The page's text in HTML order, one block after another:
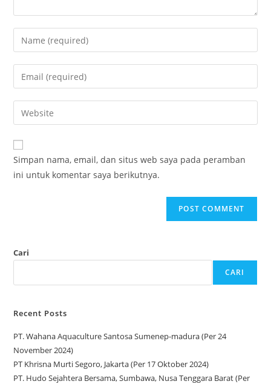
Simpan nama, email, dan situs web saya pada peramban
ini untuk komentar saya berikutnya.
Cari
CARI
Recent Posts
PT. Wahana Aquaculture Santosa Sumenep-madura (Per 24
November 2024)
PT Khrisna Murti Segoro, Jakarta (Per 17 Oktober 2024)
PT. Hudo Sejahtera Bersama, Sumbawa, Nusa Tenggara Barat (Per